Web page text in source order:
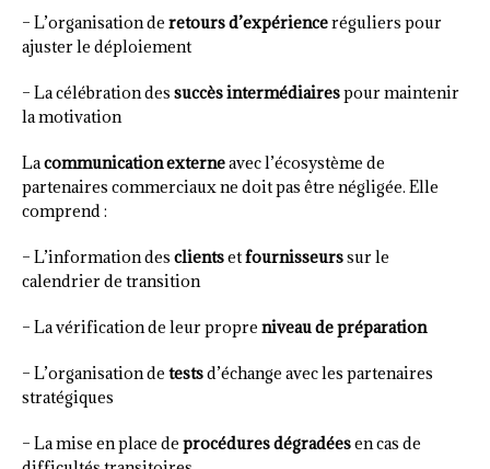
– L’organisation de retours d’expérienceréguliers pour
ajuster le déploiement
– La célébration des succès intermédiairespour maintenir
la motivation
Lacommunication externeavec l’écosystème de
partenaires commerciaux ne doit pas être négligée. Elle
comprend :
– L’information des clientsetfournisseurssur le
calendrier de transition
– La vérification de leur propre niveau de préparation
– L’organisation de testsd’échange avec les partenaires
stratégiques
– La mise en place de procédures dégradéesen cas de